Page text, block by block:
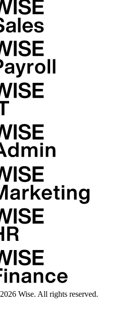
2026 Wise. All rights reserved.